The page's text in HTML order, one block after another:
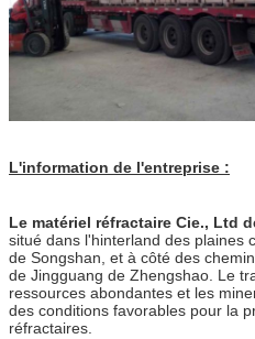
L'information de l'entreprise :
Le matériel réfractaire Cie., Ltd
situé dans l'hinterland des plaines
de Songshan, et à côté des
de Jingguang de Zhengshao. Le
ressources abondantes et les
des conditions favorables pour la
réfractaires.